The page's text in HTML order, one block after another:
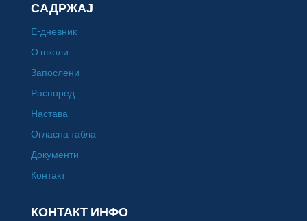
САДРЖАЈ
Е-дневник
О школи
Запослени
Распоред
Настава
Огласна табла
Документи
Контакт
КОНТАКТ ИНФО